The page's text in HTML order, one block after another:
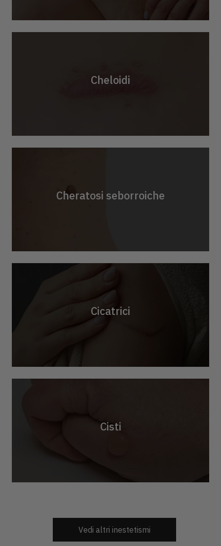
Cheloidi
Cheratosi seborroiche
Cicatrici
Cisti
Vedi altri inestetismi